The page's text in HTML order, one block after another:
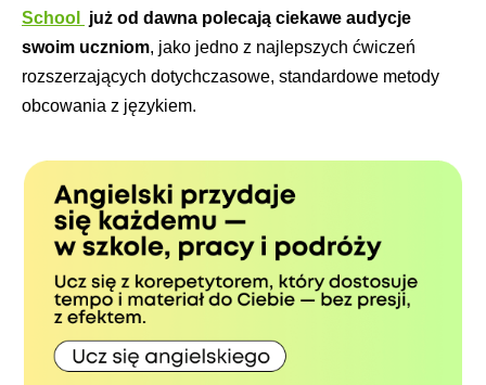
School
już od dawna polecają ciekawe audycje
swoim uczniom, jako jedno z najlepszych ćwiczeń
rozszerzających dotychczasowe, standardowe metody
obcowania z językiem.